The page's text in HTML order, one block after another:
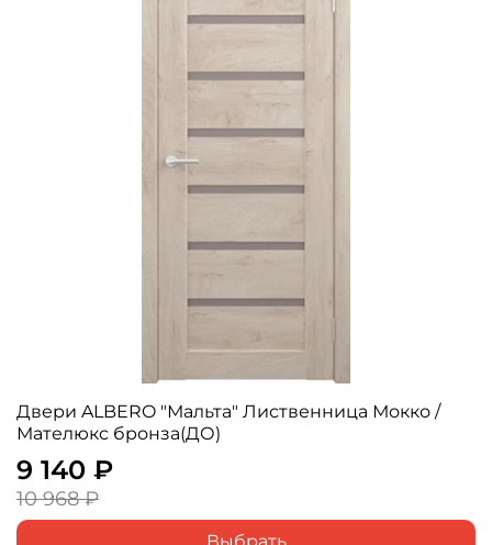
Двери ALBERO "Мальта" Лиственница Мокко /
Мателюкс бронза(ДО)
9 140 ₽
10 968 ₽